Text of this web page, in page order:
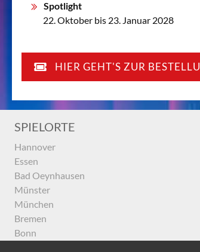
Spotlight
22. Oktober bis 23. Januar 2028
HIER GEHT'S ZUR
SPIELORTE
Hannover
Essen
Bad Oeynhausen
Münster
München
Bremen
Bonn